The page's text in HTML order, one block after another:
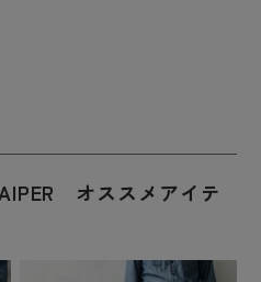
オススメアイテ